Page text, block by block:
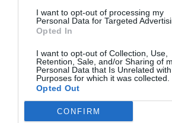
I want to opt-out of processing my
Personal Data for Targeted
Opted In
I want to opt-out of Collection, Use,
Retention, Sale, and/or Sharing of
Personal Data that Is Unrelated
Purposes for which it was collected.
Opted Out
CONFIRM
AñadirEl Farmacéuticocomo
de Google de forma gratuita
Mantente informado con las últimas
ACTIVAR AHORA